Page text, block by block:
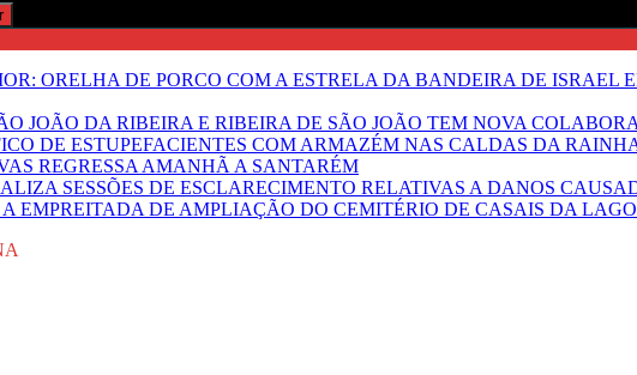
ORELHA DE PORCO COM A ESTRELA DA BANDEIRA DE ISRAEL
JOÃO DA RIBEIRA E RIBEIRA DE SÃO JOÃO TEM NOVA
DE ESTUPEFACIENTES COM ARMAZÉM NAS CALDAS DA
REGRESSA AMANHÃ A SANTARÉM
SESSÕES DE ESCLARECIMENTO RELATIVAS A DANOS
EMPREITADA DE AMPLIAÇÃO DO CEMITÉRIO DE CASAIS DA